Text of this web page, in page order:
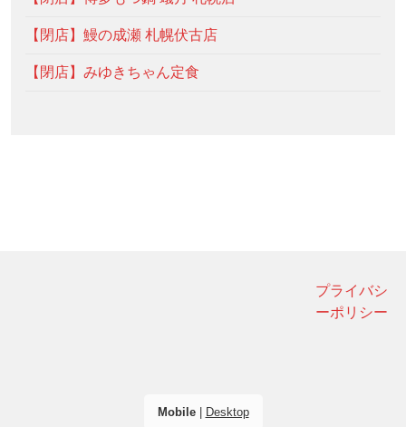
【閉店】鰻の成瀬 札幌伏古店
【閉店】みゆきちゃん定食
プライバシ
ーポリシー
Mobile| Desktop